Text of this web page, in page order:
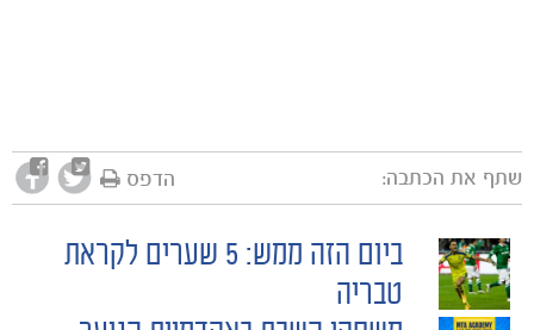
שתף את הכתבה: הדפס
POST
ביום הזה ממש: 5 שערים לקראת
טבריה